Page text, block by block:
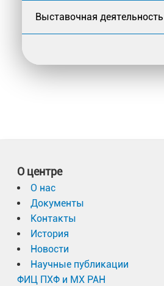
Выставочная деятельность
О центре
О нас
Документы
Контакты
История
Новости
Научные публикации
ФИЦ ПХФ и МХ РАН